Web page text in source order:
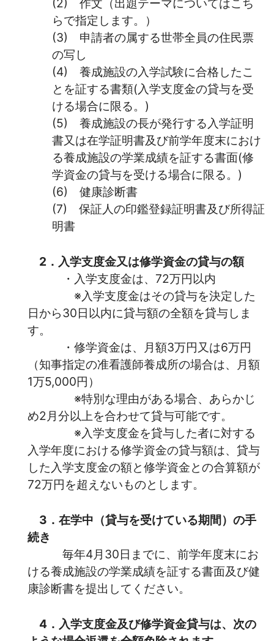
(2) 作文（出題テーマについてはこち
らで指定します。）
(3)
申請者の属する世帯全員の住民票
の写し
(4)
養成施設の入学試験に合格したこ
とを証する書類(入学支度金の貸与を受
ける場合に限る。)
(5)
養成施設の長が発行する入学証明
書又は在学証明書及び前学年度末におけ
る養成施設の学業成績を証する書面(修
学資金の貸与を受ける場合に限る。)
(6)
健康診断書
(7)
保証人の印鑑登録証明書及び所得証
明書
2．入学支度金又は修学資金の貸与の額
・入学支度金は、72万円以内
※入学支度金はその貸与を決定した
日から30日以内に貸与額の全額を貸与しま
す。
・修学資金は、月額3万円又は6万円
（知事指定の准看護師養成所の場合は、月額
1万5,000円）
※特別な理由がある場合、あらかじ
め2月分以上を合わせて貸与可能です。
※入学支度金を貸与した者に対する
入学年度における修学資金の貸与額は、貸与
した入学支度金の額と修学資金との合算額が
72万円を超えないものとします。
3．在学中（貸与を受けている期間）の手
続き
毎年4月30日までに、前学年度末にお
ける養成施設の学業成績を証する書面及び健
康診断書を提出してください。
4．入学支度金及び修学資金貸与は、次の